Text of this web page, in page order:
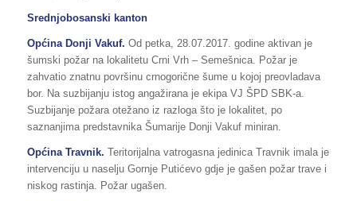
Srednjobosanski kanton
Općina Donji Vakuf. Od petka, 28.07.2017. godine aktivan je
šumski požar na lokalitetu Crni Vrh – Semešnica. Požar je
zahvatio znatnu površinu crnogorične šume u kojoj preovladava
bor. Na suzbijanju istog angažirana je ekipa VJ ŠPD SBK-a.
Suzbijanje požara otežano iz razloga što je lokalitet, po
saznanjima predstavnika Šumarije Donji Vakuf miniran.
Općina Travnik. Teritorijalna vatrogasna jedinica Travnik imala je
intervenciju u naselju Gornje Putićevo gdje je gašen požar trave i
niskog rastinja. Požar ugašen.